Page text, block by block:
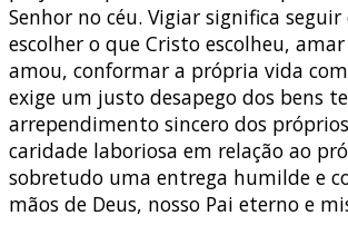
Senhor no céu. Vigiar significa seguir
escolher o que Cristo escolheu,
amou, conformar a própria vida
exige um justo desapego dos bens
arrependimento sincero dos
caridade laboriosa em relação ao
sobretudo uma entrega humilde e
mãos de Deus, nosso Pai eterno e